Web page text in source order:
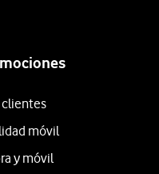
clientes
móvil
y móvil